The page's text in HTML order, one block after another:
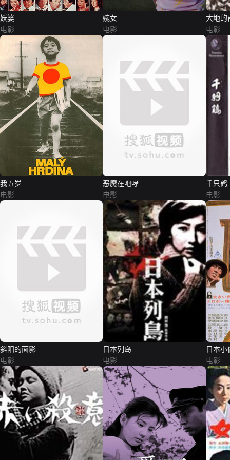
妖婆
电影
婉女
电影
大地的
电影
我五岁
电影
恶魔在咆哮
电影
千只鹤
电影
斜阳的面影
电影
日本列岛
电影
日本小
电影